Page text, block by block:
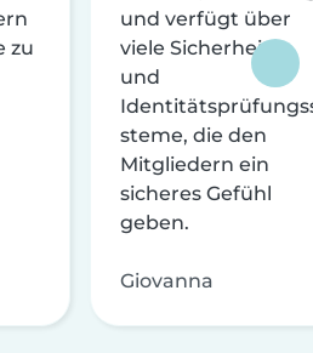
zu
und verfügt über
viele Sicherheits-
und
steme, die den
Mitgliedern ein
sicheres Gefühl
geben.
Giovanna